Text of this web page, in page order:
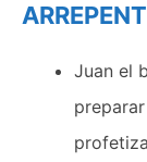
Juan el